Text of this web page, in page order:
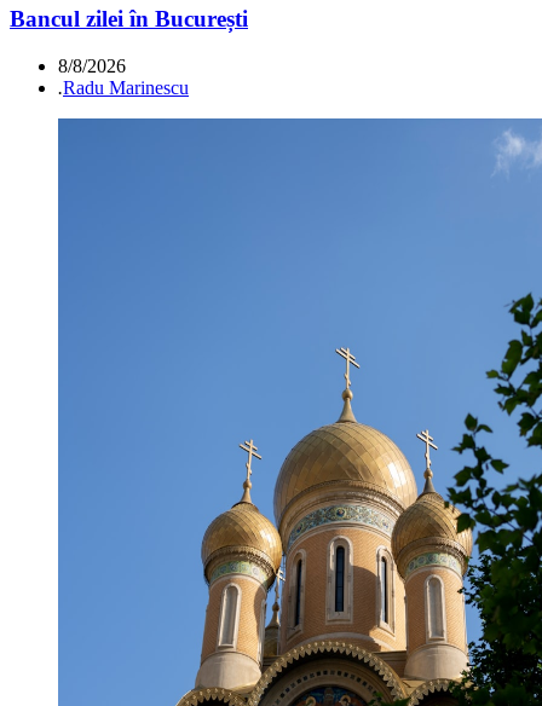
Bancul zilei în București
8/8/2026
.Radu Marinescu